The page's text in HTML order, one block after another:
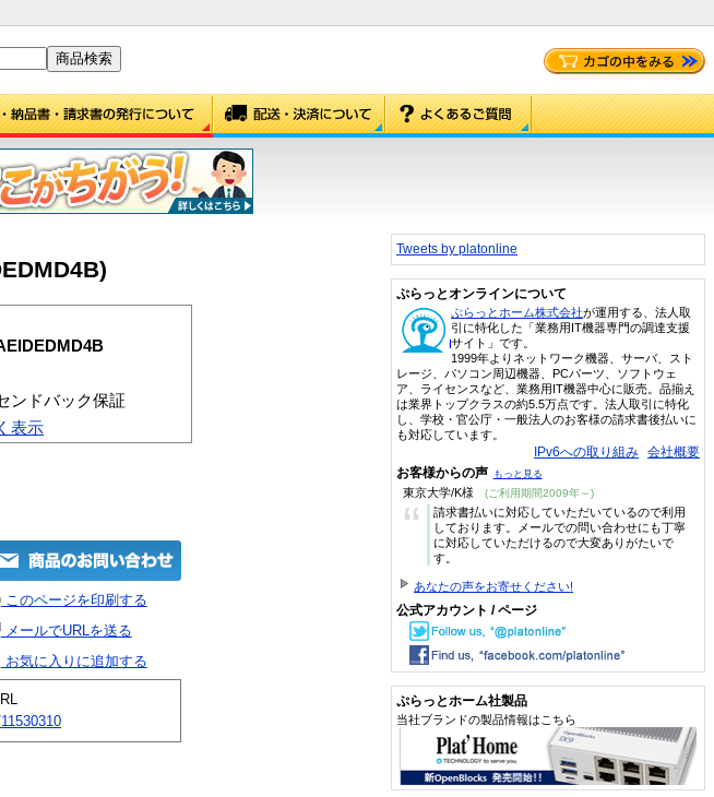
ンドバック保証
表示
このページを印刷する
メールでURLを送る
お気に入りに追加する
Tweets by platonline
ぷらっとオンラインについて
ぷらっとホーム株式会社が運用する、法人取
引に特化した「業務用IT機器専門の調達支援
サイト」です。
1999年よりネットワーク機器、サーバ、スト
レージ、パソコン周辺機器、PCパーツ、ソフトウェ
ア、ライセンスなど、業務用IT機器中心に販売。品揃え
は業界トップクラスの約5.5万点です。法人取引に特化
し、学校・官公庁・一般法人のお客様の請求書後払いに
も対応しています。
IPv6への取り組み 会社概要
お客様からの声 もっと見る
東京大学/K様 (ご利用期間2009年～)
“
請求書払いに対応していただいているので利用
しております。メールでの問い合わせにも丁寧
に対応していただけるので大変ありがたいで
す。
あなたの声をお寄せください!
公式アカウント / ページ
ぷらっとホーム社製品
当社ブランドの製品情報はこちら